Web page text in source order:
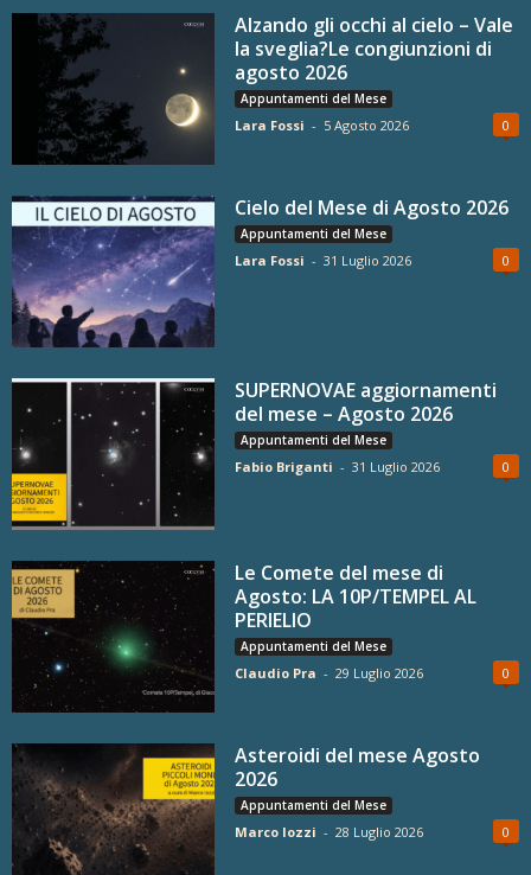
Alzando gli occhi al cielo – Vale
la sveglia?Le congiunzioni di
agosto 2026
Appuntamenti del Mese
Lara Fossi - 5 Agosto 2026 0
Cielo del Mese di Agosto 2026
Appuntamenti del Mese
Lara Fossi - 31 Luglio 2026 0
SUPERNOVAE aggiornamenti
del mese – Agosto 2026
Appuntamenti del Mese
Fabio Briganti - 31 Luglio 2026 0
Le Comete del mese di
Agosto: LA 10P/TEMPEL AL
PERIELIO
Appuntamenti del Mese
Claudio Pra - 29 Luglio 2026 0
Asteroidi del mese Agosto
2026
Appuntamenti del Mese
Marco Iozzi - 28 Luglio 2026 0